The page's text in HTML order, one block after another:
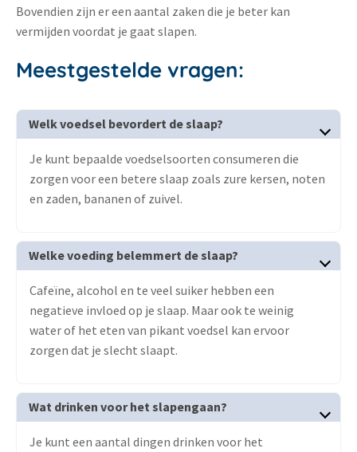
Bovendien zijn er een aantal zaken die je beter kan
vermijden voordat je gaat slapen.
Meestgestelde vragen:
Welk voedsel bevordert de slaap?
Je kunt bepaalde voedselsoorten consumeren die
zorgen voor een betere slaap zoals zure kersen, noten
en zaden, bananen of zuivel.
Welke voeding belemmert de slaap?
Cafeïne, alcohol en te veel suiker hebben een
negatieve invloed op je slaap. Maar ook te weinig
water of het eten van pikant voedsel kan ervoor
zorgen dat je slecht slaapt.
Wat drinken voor het slapengaan?
Je kunt een aantal dingen drinken voor het